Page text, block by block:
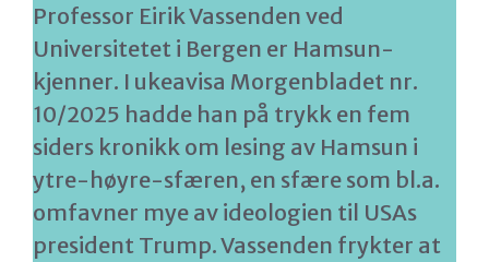
Professor Eirik Vassenden ved
Universitetet i Bergen er Hamsun-
kjenner. I ukeavisa Morgenbladet nr.
10/2025 hadde han på trykk en fem
siders kronikk om lesing av Hamsun i
ytre-høyre-sfæren, en sfære som bl.a.
omfavner mye av ideologien til USAs
president Trump. Vassenden frykter at